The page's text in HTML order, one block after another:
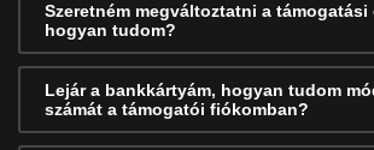
Szeretném megváltoztatni a támogatási
hogyan tudom?
Lejár a bankkártyám, hogyan tudom
számát a támogatói fiókomban?